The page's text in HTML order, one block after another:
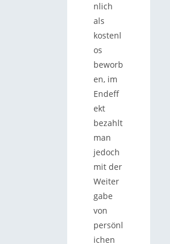
nlich
als
kostenl
os
beworb
en, im
Endeff
ekt
bezahlt
man
jedoch
mit der
Weiter
gabe
von
persönl
ichen